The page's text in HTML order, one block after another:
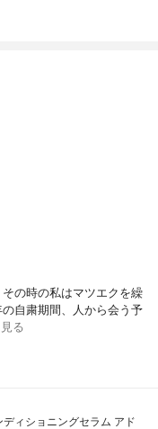
の時の私はマツエクを繰
自粛期間、人から会う予
る
ィショニングセラム アド